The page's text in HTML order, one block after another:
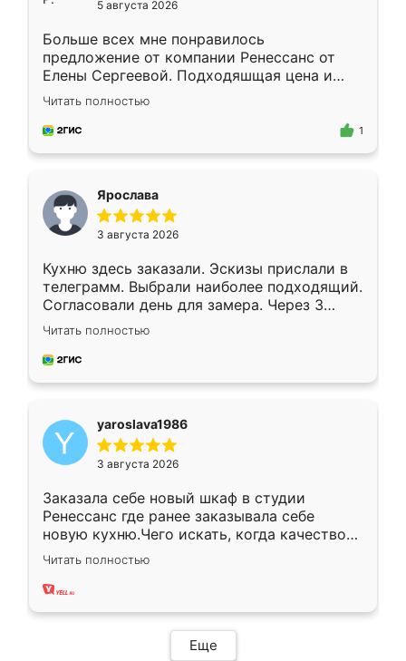
5 августа 2026
Больше всех мне понравилось
предложение от компании Ренессанс от
Елены Сергеевой. Подходяшщая цена и
короткие сроки изготовления. Приехавший
для замера сотрудник Владислав
предложил по моему эскизу самый
Читать полностью
1
Ярослава
3 августа 2026
Кухню здесь заказали. Эскизы прислали в
телеграмм. Выбрали наиболее подходящий.
Согласовали день для замера. Через 3
недели кухня была уже готова. Остались
довольны работой. Спасибо Ренессанс
мебель за качественную работу!
Читать полностью
yaroslava1986
3 августа 2026
Заказала себе новый шкаф в студии
Ренессанс где ранее заказывала себе
новую кухню.Чего искать, когда качеством
вполне довольна. Служит кухня уже почти
два года, нареканий нет.
Читать полностью
Еще